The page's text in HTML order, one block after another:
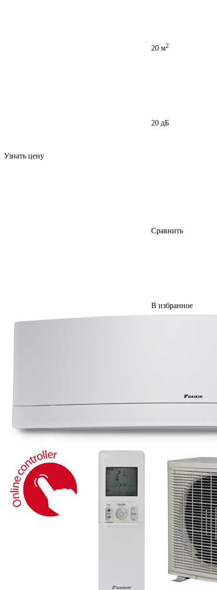
20 м2
20 дБ
Узнать цену
Сравнить
В избранное